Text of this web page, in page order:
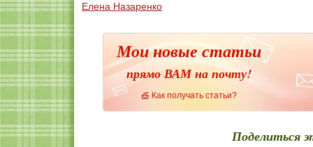
Елена Назаренко
Мои новые статьи
прямо ВАМ на почту!
Как получать статьи?
Поделиться